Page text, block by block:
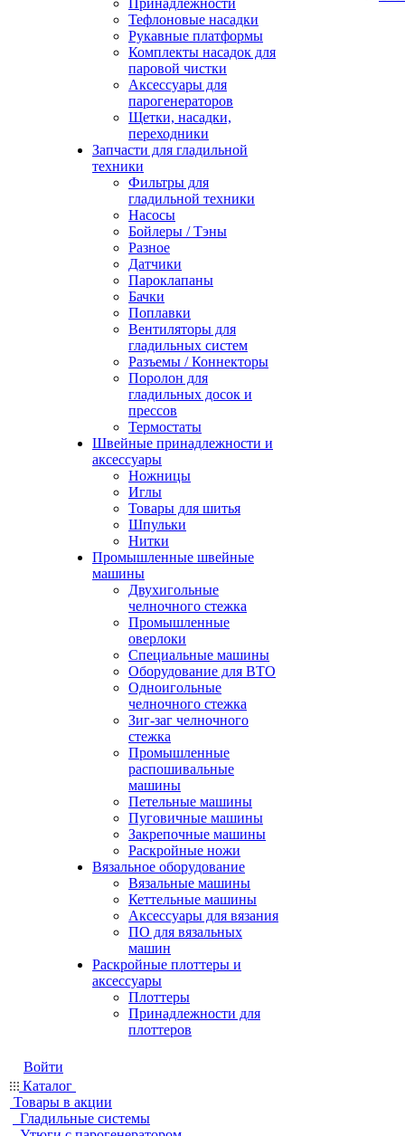
Принадлежности
Тефлоновые насадки
Рукавные платформы
Комплекты насадок для
паровой чистки
Аксессуары для
парогенераторов
Щетки, насадки,
переходники
Запчасти для гладильной
техники
Фильтры для
гладильной техники
Насосы
Бойлеры / Тэны
Разное
Датчики
Пароклапаны
Бачки
Поплавки
Вентиляторы для
гладильных систем
Разъемы / Коннекторы
Поролон для
гладильных досок и
прессов
Термостаты
Швейные принадлежности и
аксессуары
Ножницы
Иглы
Товары для шитья
Шпульки
Нитки
Промышленные швейные
машины
Двухигольные
челночного стежка
Промышленные
оверлоки
Специальные машины
Оборудование для ВТО
Одноигольные
челночного стежка
Зиг-заг челночного
стежка
Промышленные
распошивальные
машины
Петельные машины
Пуговичные машины
Закрепочные машины
Раскройные ножи
Вязальное оборудование
Вязальные машины
Кеттельные машины
Аксессуары для вязания
ПО для вязальных
машин
Раскройные плоттеры и
аксессуары
Плоттеры
Принадлежности для
плоттеров
Войти
Каталог
Товары в акции
Гладильные системы